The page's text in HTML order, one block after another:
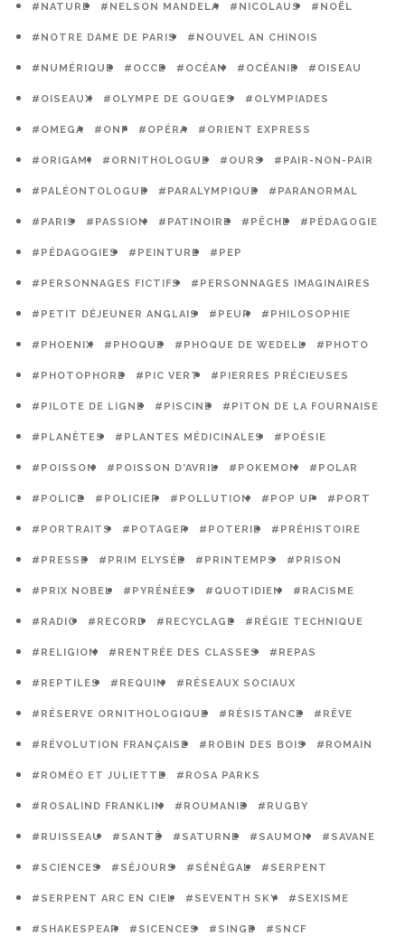
#NATURE #NELSON MANDELA #NICOLAUS #NOËL
#NOTRE DAME DE PARIS #NOUVEL AN CHINOIS
#NUMÉRIQUE #OCCE #OCÉAN #OCÉANIE #OISEAU
#OISEAUX #OLYMPE DE GOUGES #OLYMPIADES
#OMEGA #ONF #OPÉRA #ORIENT EXPRESS
#ORIGAMI #ORNITHOLOGUE #OURS #PAIR-NON-PAIR
#PALÉONTOLOGUE #PARALYMPIQUE #PARANORMAL
#PARIS #PASSION #PATINOIRE #PÊCHE #PÉDAGOGIE
#PÉDAGOGIES #PEINTURE #PEP
#PERSONNAGES FICTIFS #PERSONNAGES IMAGINAIRES
#PETIT DÉJEUNER ANGLAIS #PEUR #PHILOSOPHIE
#PHOENIX #PHOQUE #PHOQUE DE WEDELL #PHOTO
#PHOTOPHORE #PIC VERT #PIERRES PRÉCIEUSES
#PILOTE DE LIGNE #PISCINE #PITON DE LA FOURNAISE
#PLANÈTES #PLANTES MÉDICINALES #POÉSIE
#POISSON #POISSON D'AVRIL #POKEMON #POLAR
#POLICE #POLICIER #POLLUTION #POP UP #PORT
#PORTRAITS #POTAGER #POTERIE #PRÉHISTOIRE
#PRESSE #PRIM ELYSÉE #PRINTEMPS #PRISON
#PRIX NOBEL #PYRÉNÉES #QUOTIDIEN #RACISME
#RADIO #RECORD #RECYCLAGE #RÉGIE TECHNIQUE
#RELIGION #RENTRÉE DES CLASSES #REPAS
#REPTILES #REQUIN #RÉSEAUX SOCIAUX
#RÉSERVE ORNITHOLOGIQUE #RÉSISTANCE #RÊVE
#RÉVOLUTION FRANÇAISE #ROBIN DES BOIS #ROMAIN
#ROMÉO ET JULIETTE #ROSA PARKS
#ROSALIND FRANKLIN #ROUMANIE #RUGBY
#RUISSEAU #SANTÉ #SATURNE #SAUMON #SAVANE
#SCIENCES #SÉJOURS #SÉNÉGAL #SERPENT
#SERPENT ARC EN CIEL #SEVENTH SKY #SEXISME
#SHAKESPEAR #SICENCES #SINGE #SNCF